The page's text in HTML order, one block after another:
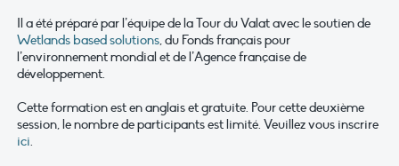
Il a été préparé par l’équipe de la Tour du Valat avec le soutien de
Wetlands based solutions, du Fonds français pour
l’environnement mondial et de l’Agence française de
développement.
Cette formation est en anglais et gratuite. Pour cette deuxième
session, le nombre de participants est limité. Veuillez vous inscrire
ici.